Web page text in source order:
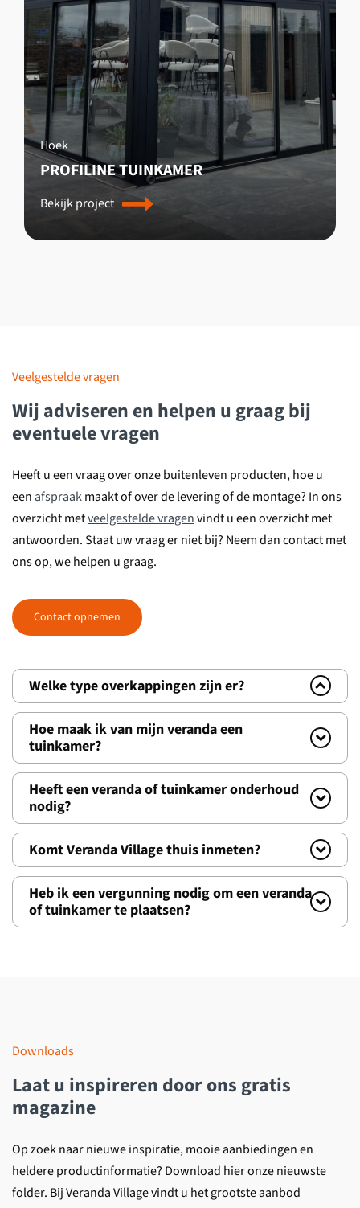
Hoek
PROFILINE TUINKAMER
Bekijk project
Veelgestelde vragen
Wij adviseren en helpen u graag bij
eventuele vragen
Heeft u een vraag over onze buitenleven producten, hoe u
een afspraakmaakt of over de levering of de montage? In ons
overzicht metveelgestelde vragenvindt u een overzicht met
antwoorden. Staat uw vraag er niet bij? Neem dan contact met
ons op, we helpen u graag.
Contact opnemen
Welke type overkappingen zijn er?
Hoe maak ik van mijn veranda een
tuinkamer?
Heeft een veranda of tuinkamer onderhoud
nodig?
Komt Veranda Village thuis inmeten?
Heb ik een vergunning nodig om een veranda
of tuinkamer te plaatsen?
Downloads
Laat u inspireren door ons gratis
magazine
Op zoek naar nieuwe inspiratie, mooie aanbiedingen en
heldere productinformatie? Download hier onze nieuwste
folder. Bij Veranda Village vindt u het grootste aanbod